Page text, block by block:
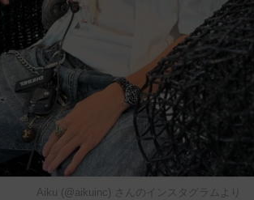
Aiku (@aikuinc) さんのインスタグラムより